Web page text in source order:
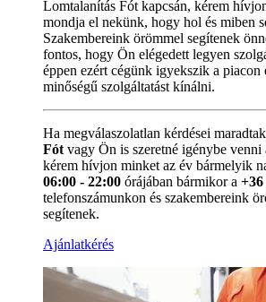
Lomtalanítás Fót kapcsán, kérem
mondja el nekünk, hogy hol és miben
Szakembereink örömmel segítenek
fontos, hogy Ön elégedett legyen
éppen ezért cégünk igyekszik a piacon
minőségű szolgáltatást kínálni.
Ha megválaszolatlan kérdései maradtak
Fót vagy Ön is szeretné igénybe venni
kérem hívjon minket az év bármelyik
06:00 - 22:00 órájában bármikor a +36
telefonszámunkon és szakembereink
segítenek.
Ajánlatkérés